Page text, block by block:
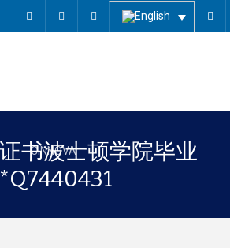
书波士顿学院毕业